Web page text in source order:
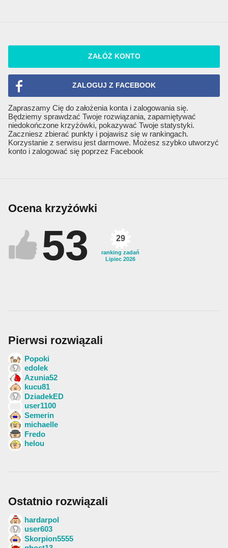
ZAŁÓŻ KONTO
ZALOGUJ Z FACEBOOK
Zapraszamy Cię do założenia konta i zalogowania się.
Będziemy sprawdzać Twoje rozwiązania, zapamiętywać
niedokończone krzyżówki, pokazywać Twoje statystyki.
Zaczniesz zbierać punkty i pojawisz się w rankingach.
Korzystanie z serwisu jest darmowe. Możesz szybko utworzyć
konto i zalogować się poprzez Facebook
Ocena krzyżówki
53 29
ranking zadań
Lipiec 2026
Pierwsi rozwiązali
Popoki
edolek
Azunia52
kucu81
DziadekED
user1100
Semerin
michaelle
Fredo
helou
Ostatnio rozwiązali
hardarpol
user603
Skorpion5555